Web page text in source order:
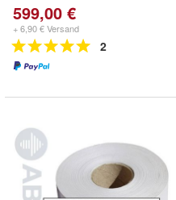
599,00 €
+ 6,90 € Versand
2